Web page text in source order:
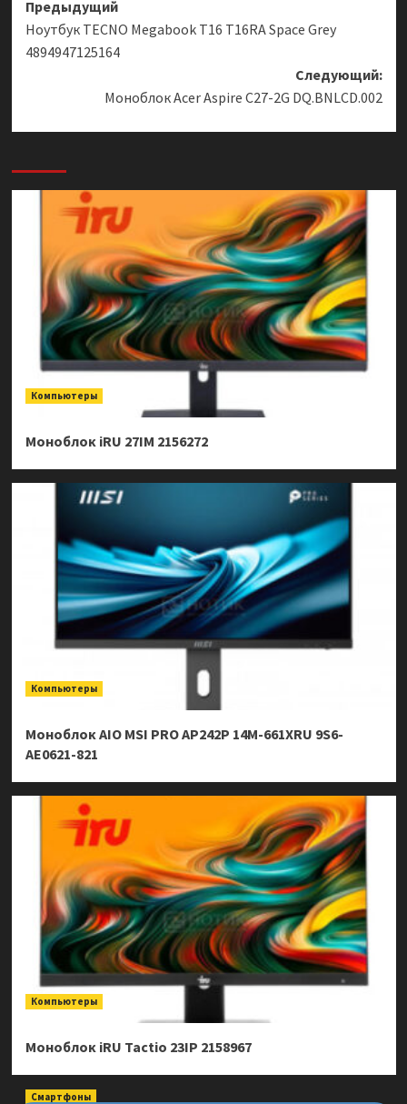
Навигация
записи
Предыдущий
Ноутбук TECNO Megabook T16 T16RA Space Grey
4894947125164
Следующий:
Моноблок Acer Aspire C27-2G DQ.BNLCD.002
Компьютеры
Моноблок iRU 27IM 2156272
Компьютеры
Моноблок AIO MSI PRO AP242P 14M-661XRU 9S6-
AE0621-821
Компьютеры
Моноблок iRU Tactio 23IP 2158967
Смартфоны